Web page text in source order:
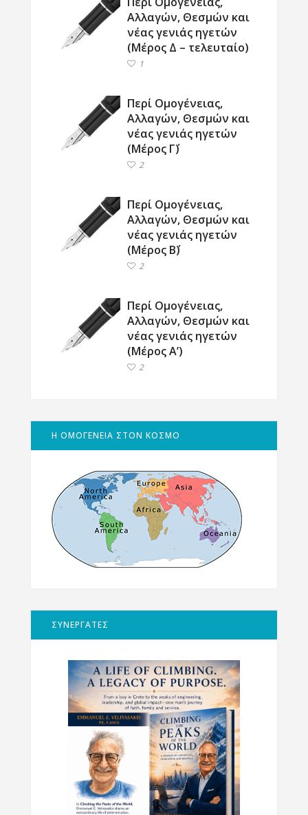
Αλλαγών, Θεσμών και
νέας γενιάς ηγετών
(Μέρος Δ – τελευταίο)
1
Περί Ομογένειας,
Αλλαγών, Θεσμών και
νέας γενιάς ηγετών
(Μέρος Γ΄)
2
Περί Ομογένειας,
Αλλαγών, Θεσμών και
νέας γενιάς ηγετών
(Μέρος Β΄)
2
Περί Ομογένειας,
Αλλαγών, Θεσμών και
νέας γενιάς ηγετών
(Μέρος Α’)
2
Η ΟΜΟΓΕΝΕΙΑ ΣΤΟΝ ΚΟΣΜΟ
ΣΥΝΕΡΓΑΤΕΣ